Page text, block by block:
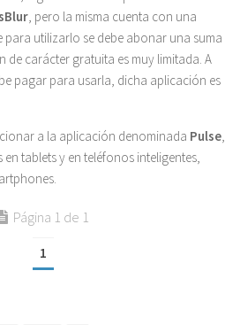
, pero la misma cuenta con una
para utilizarlo se debe abonar una suma
de carácter gratuita es muy limitada. A
pagar para usarla, dicha aplicación es
a la aplicación denominada Pulse,
tablets y en teléfonos inteligentes,
Página 1 de 1
1